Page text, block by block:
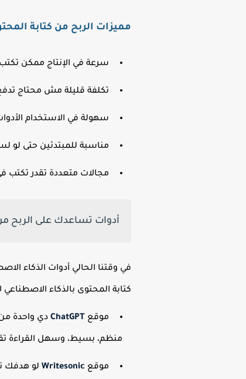
مميزات الربح من كتابة
سرعة في الإنتاج ممكن تكتب 5 مقالات في يوم واحد.
تكلفة قليلة مش محتاج
سهولة في الاستخدام
مناسبة للمبتدئين حتى لو
مجالات متعددة تقدر تكتب في
أدوات تساعدك على الربح
في وقتنا الحالي أدوات الذكاء
كتابة المحتوى بالذكاء
موقع ChatGPT
منظم، بسيط، وسهل القراءة
موقع Writesonic